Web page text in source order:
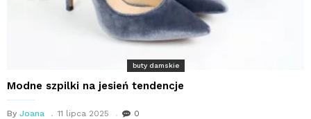
buty damskie
Modne szpilki na jesień tendencje
By Joana 11 lipca 2025 0